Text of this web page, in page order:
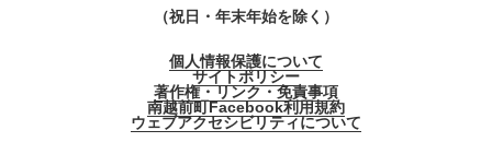
（祝日・年末年始を除く）
個人情報保護について
サイトポリシー
著作権・リンク・免責事項
南越前町Facebook利用規約
ウェブアクセシビリティについて